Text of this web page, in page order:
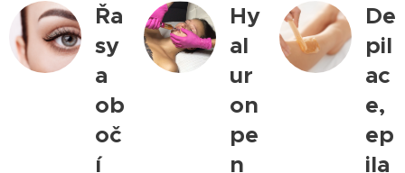
Řa
sy
a
ob
oč
í
Hy
al
ur
on
pe
n
De
pil
ac
e,
ep
ila